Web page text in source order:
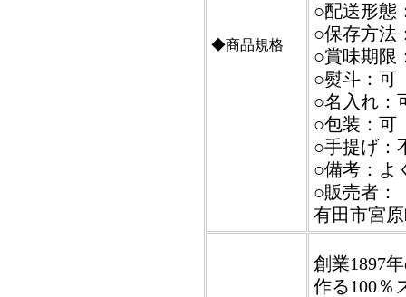
◆商品規格
○配送形態
○保存方法
○賞味期限
○熨斗：可
○名入れ：
○包装：可
○手提げ：
○備考：よ
○販売者：
有田市宮
創業1897
作る100％